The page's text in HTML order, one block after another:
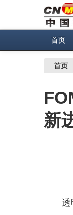
首页
首页
新
透